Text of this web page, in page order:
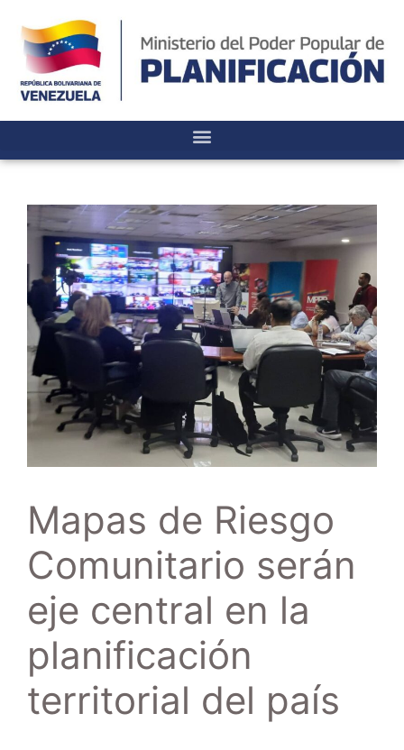
Mapas de Riesgo
Comunitario serán
eje central en la
planificación
territorial del país